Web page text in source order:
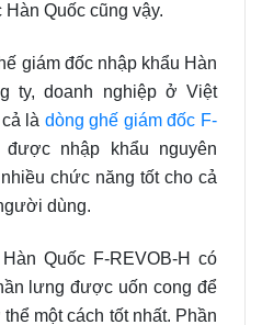
Quốc cũng vậy.
giám đốc nhập khẩu Hàn
ty, doanh nghiệp ở Việt
là dòng ghế giám đốc F-
nhập khẩu nguyên
chức năng tốt cho cả
dùng.
Quốc F-REVOB-H có
lưng được uốn cong để
một cách tốt nhất. Phần